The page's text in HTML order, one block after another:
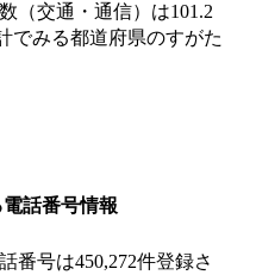
（交通・通信）は101.2
でみる都道府県のすがた
話番号情報
番号は450,272件登録さ